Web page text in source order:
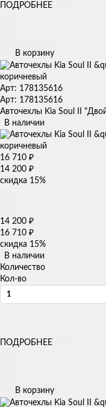
ПОДРОБНЕЕ
В корзину
Арт: 178135616
Арт: 178135616
Авточехлы Kia Soul II
В наличии
16 710 ₽
14 200 ₽
скидка 15%
14 200 ₽
16 710 ₽
скидка 15%
В наличии
Количество
Кол-во
ПОДРОБНЕЕ
В корзину